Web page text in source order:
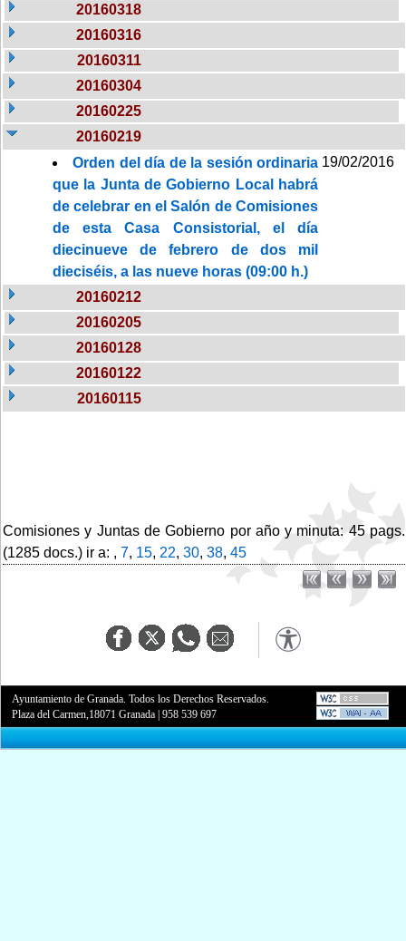
20160318
20160316
20160311
20160304
20160225
20160219
Orden del día de la sesión ordinaria
que la Junta de Gobierno Local habrá
de celebrar en el Salón de Comisiones
de esta Casa Consistorial, el día
diecinueve de febrero de dos mil
dieciséis, a las nueve horas (09:00 h.)
19/02/2016
20160212
20160205
20160128
20160122
20160115
Comisiones y Juntas de Gobierno por año y minuta: 45 pags.
(1285 docs.) ir a: , 7, 15, 22, 30, 38, 45
Ayuntamiento de Granada. Todos los Derechos Reservados.
Plaza del Carmen,18071 Granada |958 539 697